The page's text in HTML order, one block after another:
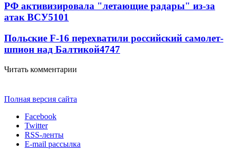
РФ активизировала "летающие радары" из-за
атак ВСУ5101
Польские F-16 перехватили российский самолет-
шпион над Балтикой4747
Читать комментарии
Полная версия сайта
Facebook
Twitter
RSS-ленты
E-mail рассылка